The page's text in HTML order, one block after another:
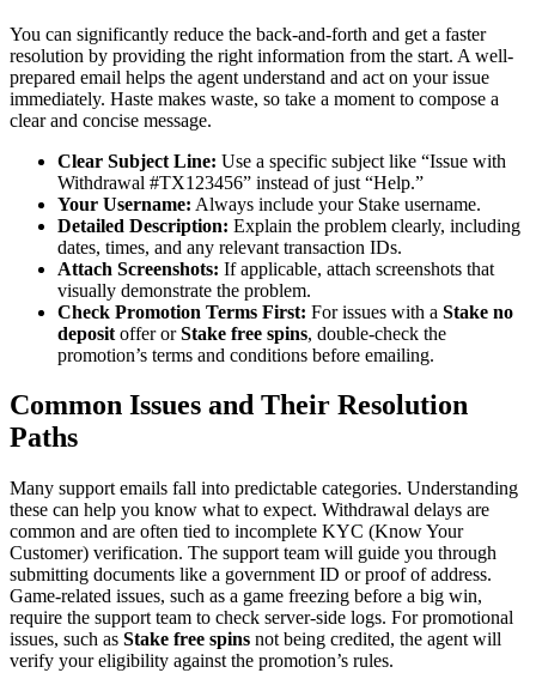
You can significantly reduce the back-and-forth and get a faster
resolution by providing the right information from the start. A well-
prepared email helps the agent understand and act on your issue
immediately. Haste makes waste, so take a moment to compose a
clear and concise message.
Clear Subject Line: Use a specific subject like “Issue with
Withdrawal #TX123456” instead of just “Help.”
Your Username: Always include your Stake username.
Detailed Description: Explain the problem clearly, including
dates, times, and any relevant transaction IDs.
Attach Screenshots: If applicable, attach screenshots that
visually demonstrate the problem.
Check Promotion Terms First: For issues with a Stake no
deposit offer orStake free spins, double-check the
promotion’s terms and conditions before emailing.
Common Issues and Their Resolution
Paths
Many support emails fall into predictable categories. Understanding
these can help you know what to expect. Withdrawal delays are
common and are often tied to incomplete KYC (Know Your
Customer) verification. The support team will guide you through
submitting documents like a government ID or proof of address.
Game-related issues, such as a game freezing before a big win,
require the support team to check server-side logs. For promotional
issues, such as Stake free spins not being credited, the agent will
verify your eligibility against the promotion’s rules.